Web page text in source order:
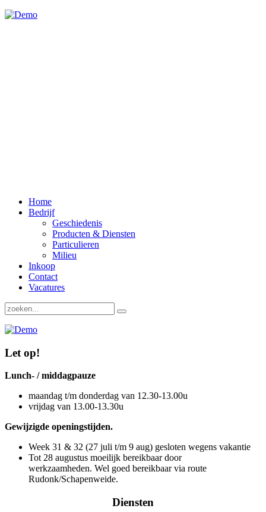
Home
Bedrijf
Geschiedenis
Producten & Diensten
Particulieren
Milieu
Inkoop
Contact
Vacatures
Let op!
Lunch- / middagpauze
maandag t/m donderdag van 12.30-13.00u
vrijdag van 13.00-13.30u
Gewijzigde openingstijden.
Week 31 & 32 (27 juli t/m 9 aug) gesloten wegens vakantie
Tot 28 augustus moeilijk bereikbaar door
werkzaamheden. Wel goed bereikbaar via route
Rudonk/Schapenweide.
Diensten